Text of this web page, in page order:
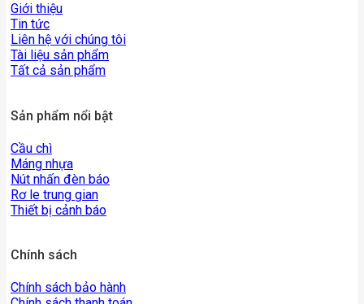
Giới thiệu
Tin tức
Liên hệ với chúng tôi
Tài liệu sản phẩm
Tất cả sản phẩm
Sản phẩm nổi bật
Cầu chì
Máng nhựa
Nút nhấn đèn báo
Rơ le trung gian
Thiết bị cảnh báo
Chính sách
Chính sách bảo hành